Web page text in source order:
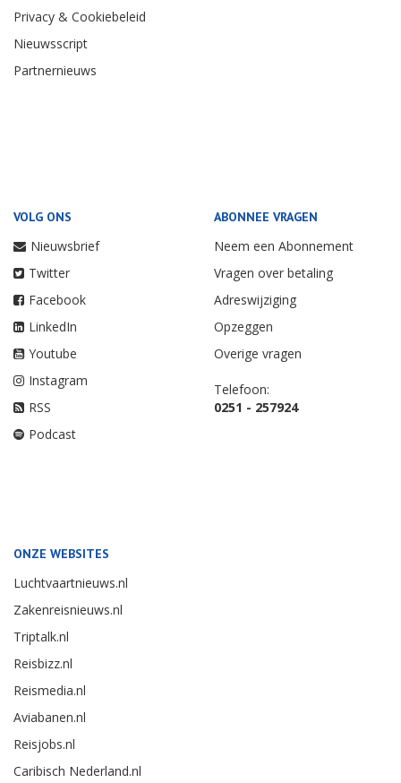
Privacy & Cookiebeleid
Nieuwsscript
Partnernieuws
VOLG ONS
Nieuwsbrief
Twitter
Facebook
LinkedIn
Youtube
Instagram
RSS
Podcast
ABONNEE VRAGEN
Neem een Abonnement
Vragen over betaling
Adreswijziging
Opzeggen
Overige vragen
Telefoon:
0251 - 257924
ONZE WEBSITES
Luchtvaartnieuws.nl
Zakenreisnieuws.nl
Triptalk.nl
Reisbizz.nl
Reismedia.nl
Aviabanen.nl
Reisjobs.nl
Caribisch Nederland.nl